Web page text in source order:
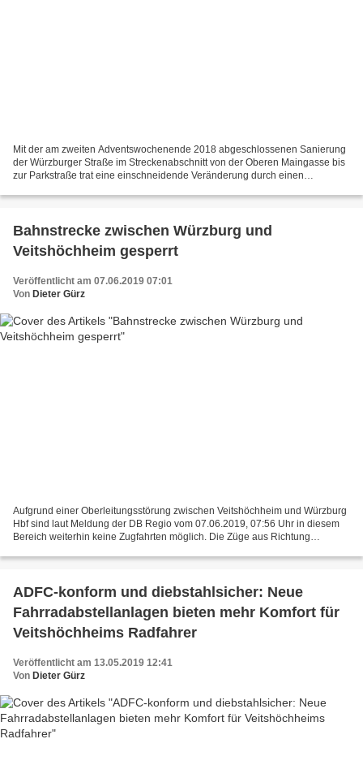
Mit der am zweiten Adventswochenende 2018 abgeschlossenen Sanierung
der Würzburger Straße im Streckenabschnitt von der Oberen Maingasse bis
zur Parkstraße trat eine einschneidende Veränderung durch einen
Bahnstrecke zwischen Würzburg und
Veitshöchheim gesperrt
Veröffentlicht am 07.06.2019 07:01
Von Dieter Gürz
Aufgrund einer Oberleitungsstörung zwischen Veitshöchheim und Würzburg
Hbf sind laut Meldung der DB Regio vom 07.06.2019, 07:56 Uhr in diesem
Bereich weiterhin keine Zugfahrten möglich. Die Züge aus Richtung
ADFC-konform und diebstahlsicher: Neue
Fahrradabstellanlagen bieten mehr Komfort für
Veitshöchheims Radfahrer
Veröffentlicht am 13.05.2019 12:41
Von Dieter Gürz